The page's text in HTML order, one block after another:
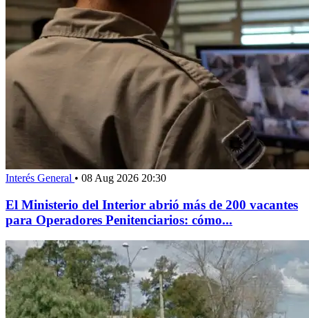
Interés General • 08 Aug 2026 20:30
El Ministerio del Interior abrió más de 200 vacantes
para Operadores Penitenciarios: cómo...